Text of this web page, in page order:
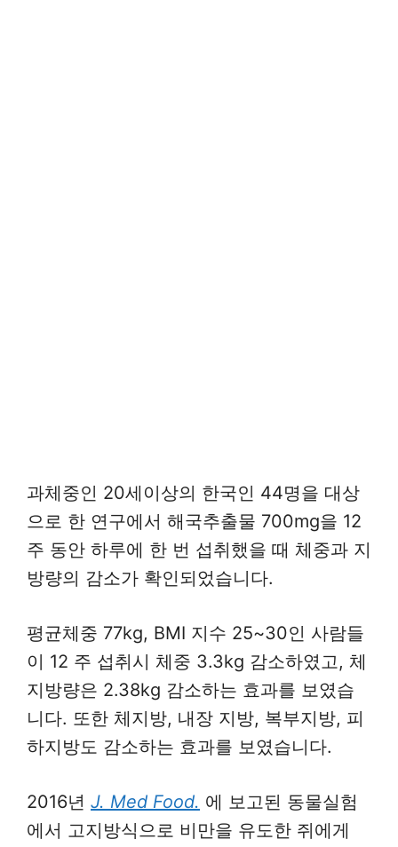
과체중인 20세이상의 한국인 44명을 대상
으로 한 연구에서 해국추출물 700mg을 12
주 동안 하루에 한 번 섭취했을 때 체중과 지
방량의 감소가 확인되었습니다.
평균체중 77kg, BMI 지수 25~30인 사람들
이 12 주 섭취시 체중 3.3kg 감소하였고, 체
지방량은 2.38kg 감소하는 효과를 보였습
니다. 또한 체지방, 내장 지방, 복부지방, 피
하지방도 감소하는 효과를 보였습니다.
2016년 J. Med Food. 에 보고된 동물실험
에서 고지방식으로 비만을 유도한 쥐에게